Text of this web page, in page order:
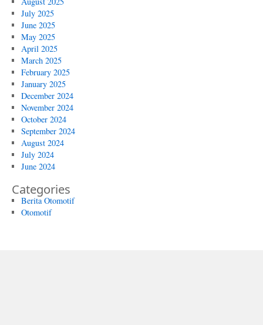
July 2025
June 2025
May 2025
April 2025
March 2025
February 2025
January 2025
December 2024
November 2024
October 2024
September 2024
August 2024
July 2024
June 2024
Categories
Berita Otomotif
Otomotif